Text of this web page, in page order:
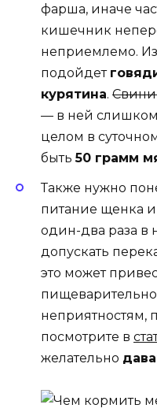
фарша, иначе
кишечник
неприемлемо.
подойдет
курятина.
— в ней
целом в
быть50 грамм
Также нужно
питание щенка и
один-два раза в
допускать
это может
неприятностям,
посмотрите в
желательно